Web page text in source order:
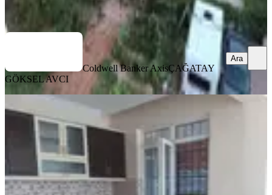
Coldwell Banker AxisÇAĞATAY
GÖKSEL AVCI
Ara
Deniz Mah Kiralık Daire
Muratpaşa, Deniz Mahallesi
3+1
1. Kat
30.000 ₺